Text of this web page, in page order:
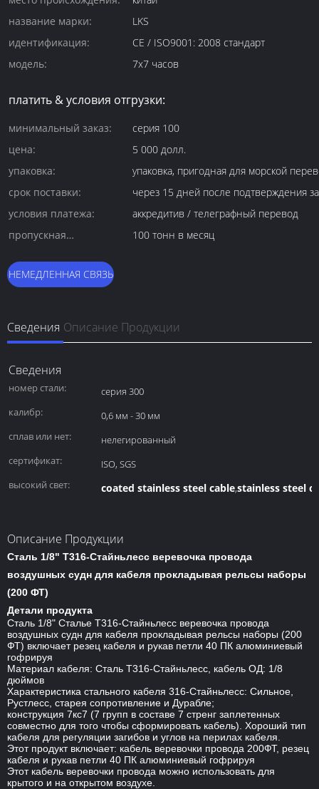
название марки:
LKS
идентификация:
CE / ISO9001: 2008 стандарт
модель:
7x7 часов
платить & условия отгрузки:
минимальный заказ:
серия 100
цена:
5 000 долл.
упаковка:
упаковка, пригодная для морской
срок поставки:
через 15 дней после подтверждения
условия платежа:
аккредитив / телеграфный перевод
пропускная
100 тонн в месяц
НЕМЕДЛЕННАЯ СВЯЗЬ
Сведения Описание Продукции
Сведения
номер стали:
серия 300
калибр:
0,6 мм - 30 мм
сплав или нет:
нелегированный
сертификат:
ISO, SGS
высокий свет:
coated stainless steel cable,stainless steel
Описание Продукции
Сталь 1/8" Т316-Стайньлесс веревочка провода
воздушных судн для кабеля прокладывая рельсы наборы
(200 ФТ)
Детали продукта
Сталь 1/8" Сталье Т316-Стайньлесс веревочка провода
воздушных судн для кабеля прокладывая рельсы наборы (200
ФТ) включает резец кабеля и рукав петли 40 ПК алюминиевый
гофрируя
Материал кабеля: Сталь Т316-Стайньлесс, кабель ОД: 1/8
дюймов
Характеристика стального кабеля 316-Стайньлесс: Сильное,
Рустлесс, старея сопротивление и Дурабле;
конструкция 7кс7 (7 групп в составе 7 стренг заплетенных
совместно для того чтобы сформировать кабель). Хороший тип
кабеля для регуляции загибов и углов на перилах кабеля.
Этот продукт включает: кабель веревочки провода 200ФТ, резец
кабеля и рукав петли 40 ПК алюминиевый гофрируя
Этот кабель веревочки провода можно использовать для
крытого и на открытом воздухе.